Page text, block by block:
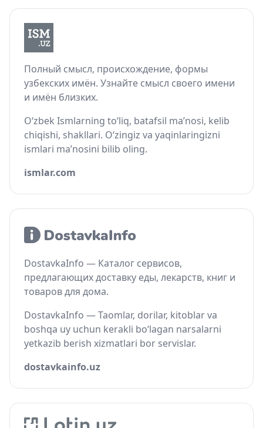
Полный смысл, происхождение, формы
узбекских имён. Узнайте смысл своего имени
и имён близких.
O‘zbek Ismlarning to‘liq, batafsil ma’nosi, kelib
chiqishi, shakllari. O‘zingiz va yaqinlaringizni
ismlari ma’nosini bilib oling.
ismlar.com
DostavkaInfo — Каталог сервисов,
предлагающих доставку еды, лекарств, книг и
товаров для дома.
DostavkaInfo — Taomlar, dorilar, kitoblar va
boshqa uy uchun kerakli bo‘lagan narsalarni
yetkazib berish xizmatlari bor servislar.
dostavkainfo.uz